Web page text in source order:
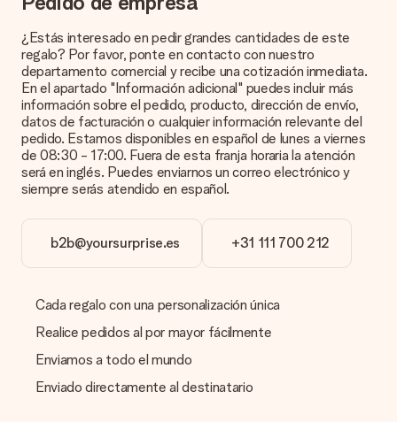
adecuada?
satisfecho con tu regalo. Por eso es importante utilizar fotos
de alta calidad. Si no estás seguro de la calidad de la imagen,
ponte en contacto con nuestro equipo de atención al cliente e
incluye la foto junto con el regalo que te interesa encargar.
Ellos podrán comprobar la calidad por ti.
¿Qué formatos puedo cargar?
Puedes carga archivos JPG y PNG en nuestro editor. ¿Es
esto demasiado técnico o tienes una imagen de un formato
diferente que te gustaría usar? Ponte en contacto con
encantados de ayudarte para que puedas crear el regalo que
deseas!
disponible?
¿Estás buscando un regalo específico o un regalo en un color
específico, pero no aparece en el sitio web? Ponte en
contacto con nuestro equipo de servicio al cliente; ¡Nos
encantará ayudarte!
¿Cómo agrego una tarjeta de regalo a mi obsequio? /
¿Estás interesado en pedir grandes cantidades de este
regalo? Por favor, ponte en contacto con nuestro
departamento comercial y recibe una cotización inmediata.
En el apartado "Información adicional" puedes incluir más
información sobre el pedido, producto, dirección de envío,
datos de facturación o cualquier información relevante del
pedido. Estamos disponibles en español de lunes a viernes
de 08:30 - 17:00. Fuera de esta franja horaria la atención
será en inglés. Puedes enviarnos un correo electrónico y
siempre serás atendido en español.
b2b@yoursurprise.es +31 111 700 212
Cada regalo con una personalización única
Realice pedidos al por mayor fácilmente
Enviamos a todo el mundo
Enviado directamente al destinatario